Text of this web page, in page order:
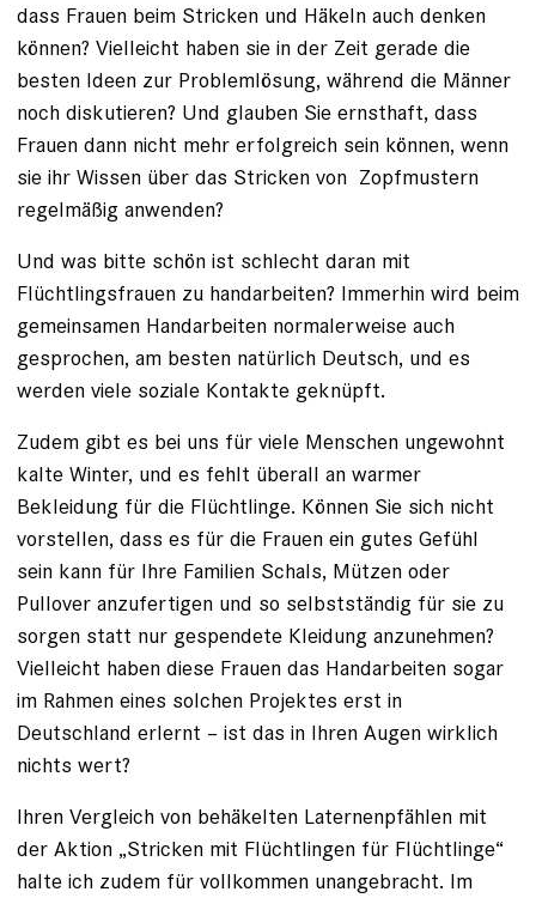
dass Frauen beim Stricken und Häkeln auch denken
können? Vielleicht haben sie in der Zeit gerade die
besten Ideen zur Problemlösung, während die Männer
noch diskutieren? Und glauben Sie ernsthaft, dass
Frauen dann nicht mehr erfolgreich sein können, wenn
sie ihr Wissen über das Stricken von Zopfmustern
regelmäßig anwenden?
Und was bitte schön ist schlecht daran mit
Flüchtlingsfrauen zu handarbeiten? Immerhin wird beim
gemeinsamen Handarbeiten normalerweise auch
gesprochen, am besten natürlich Deutsch, und es
werden viele soziale Kontakte geknüpft.
Zudem gibt es bei uns für viele Menschen ungewohnt
kalte Winter, und es fehlt überall an warmer
Bekleidung für die Flüchtlinge. Können Sie sich nicht
vorstellen, dass es für die Frauen ein gutes Gefühl
sein kann für Ihre Familien Schals, Mützen oder
Pullover anzufertigen und so selbstständig für sie zu
sorgen statt nur gespendete Kleidung anzunehmen?
Vielleicht haben diese Frauen das Handarbeiten sogar
im Rahmen eines solchen Projektes erst in
Deutschland erlernt – ist das in Ihren Augen wirklich
nichts wert?
Ihren Vergleich von behäkelten Laternenpfählen mit
der Aktion „Stricken mit Flüchtlingen für Flüchtlinge“
halte ich zudem für vollkommen unangebracht. Im